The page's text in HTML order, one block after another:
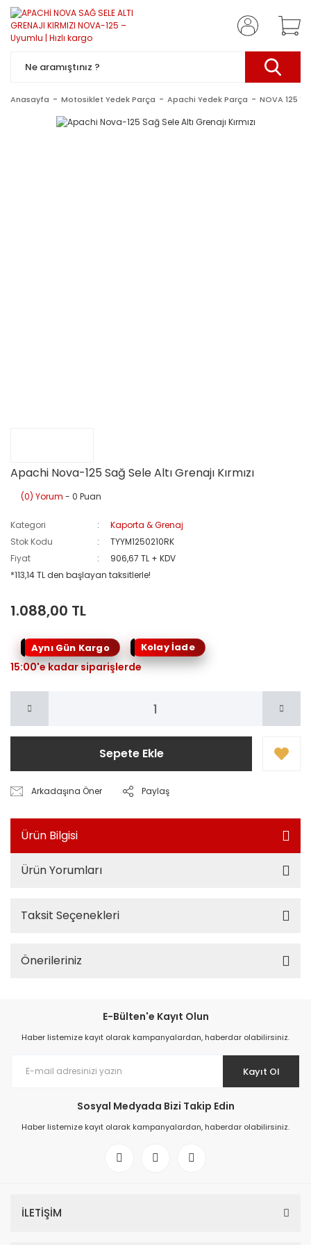
Anasayfa Motosiklet Yedek Parça Apachi Yedek Parça NOVA 125
Apachi Nova-125 Sağ Sele Altı Grenajı Kırmızı
(0) Yorum - 0 Puan
Kategori
Kaporta & Grenaj
Stok Kodu
TYYM1250210RK
Fiyat
906,67 TL + KDV
*113,14 TL den başlayan taksitlerle!
1.088,00 TL
Aynı Gün Kargo Kolay İade
15:00'e kadar siparişlerde
Sepete Ekle
Arkadaşına Öner Paylaş
Ürün Bilgisi
Ürün Yorumları
Taksit Seçenekleri
Önerileriniz
E-Bülten'e Kayıt Olun
Haber listemize kayıt olarak kampanyalardan, haberdar olabilirsiniz.
Kayıt Ol
Sosyal Medyada Bizi Takip Edin
Haber listemize kayıt olarak kampanyalardan, haberdar olabilirsiniz.
İLETİŞİM